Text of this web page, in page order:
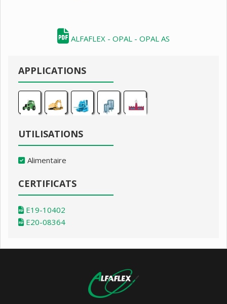
ALFAFLEX - OPAL - OPAL AS
APPLICATIONS
UTILISATIONS
Alimentaire
CERTIFICATS
E19-10402
E20-08364